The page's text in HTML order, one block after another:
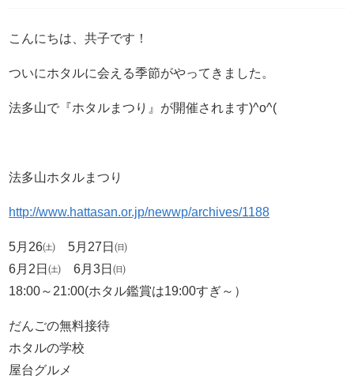
こんにちは、共子です！
ついにホタルに会える季節がやってきました。
法多山で『ホタルまつり』が開催されます)^o^(
法多山ホタルまつり
http://www.hattasan.or.jp/newwp/archives/1188
5月26㈯ 5月27日㈰
6月2日㈯ 6月3日㈰
18:00～21:00(ホタル鑑賞は19:00すぎ～）
だんごの無料接待
ホタルの学校
屋台グルメ